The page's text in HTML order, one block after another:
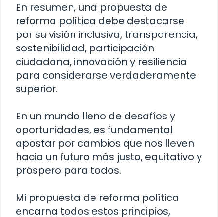
En resumen, una propuesta de
reforma política debe destacarse
por su visión inclusiva, transparencia,
sostenibilidad, participación
ciudadana, innovación y resiliencia
para considerarse verdaderamente
superior.
En un mundo lleno de desafíos y
oportunidades, es fundamental
apostar por cambios que nos lleven
hacia un futuro más justo, equitativo y
próspero para todos.
Mi propuesta de reforma política
encarna todos estos principios,